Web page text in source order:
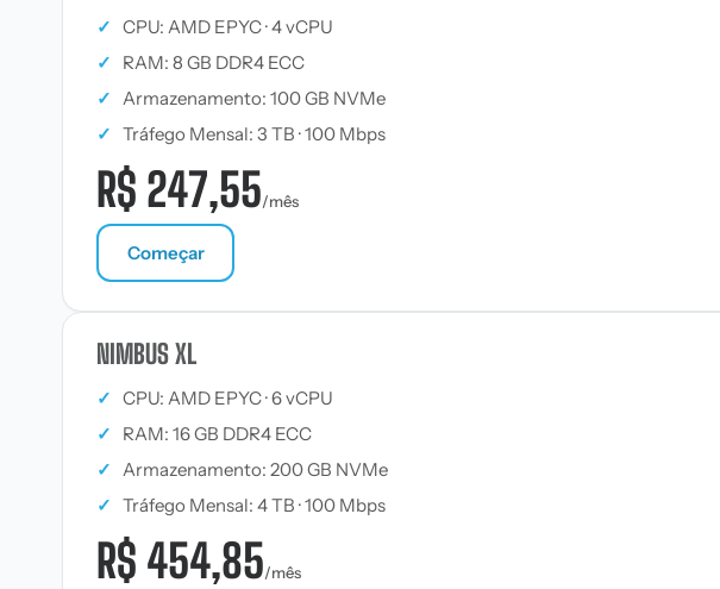
✓ CPU: AMD EPYC · 4 vCPU
✓
RAM: 8 GB DDR4 ECC
✓ Armazenamento: 100 GB NVMe
✓ Tráfego Mensal: 3 TB · 100 Mbps
R$ 247,55/mês
Começar
NIMBUS XL
✓ CPU: AMD EPYC · 6 vCPU
✓
RAM: 16 GB DDR4 ECC
✓ Armazenamento: 200 GB NVMe
✓ Tráfego Mensal: 4 TB · 100 Mbps
R$ 454,85/mês